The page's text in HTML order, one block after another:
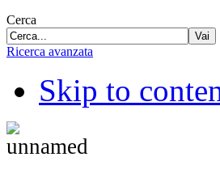
Cerca
Vai
Ricerca avanzata
Skip to